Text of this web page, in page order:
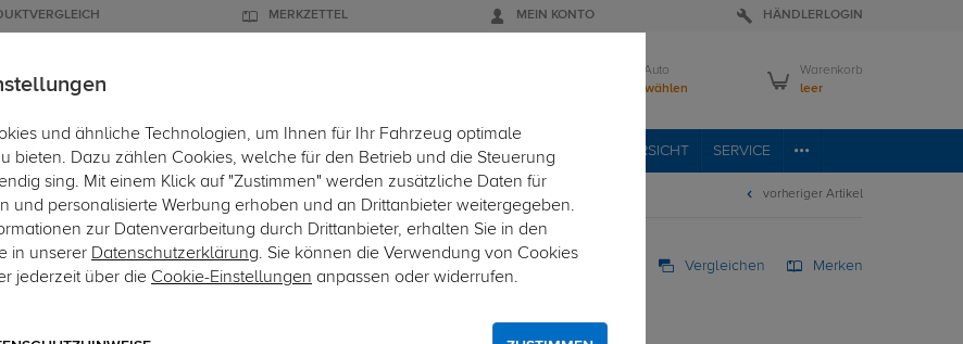
MERKZETTEL MEIN KONTO HÄNDLERLOGIN
Mein Auto
Bitte wählen
Warenkorb
leer
DACHBOXEN FAHRRADTRÄGER ZUBEHÖR EINBAUSERVICE FAHRZEUGÜBERSICHT SERVICE
vorheriger Artikel
Art.-Nr. ZT606-1 Vergleichen Merken
und ähnliche Technologien, um Ihnen für Ihr Fahrzeug optimale
bieten. Dazu zählen Cookies, welche für den Betrieb und die Steuerung
sing. Mit einem Klick auf "Zustimmen" werden zusätzliche Daten für
und personalisierte Werbung erhoben und an Drittanbieter weitergegeben.
zur Datenverarbeitung durch Drittanbieter, erhalten Sie in den
in unserer Datenschutzerklärung. Sie können die Verwendung von Cookies
jederzeit über die Cookie-Einstellungen anpassen oder widerrufen.